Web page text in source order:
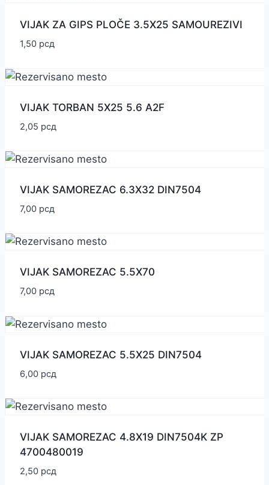
VIJAK ZA GIPS PLOČE 3.5X25 SAMOUREZIVI
1,50 рсд
VIJAK TORBAN 5X25 5.6 A2F
2,05 рсд
VIJAK SAMOREZAC 6.3X32 DIN7504
7,00 рсд
VIJAK SAMOREZAC 5.5X70
7,00 рсд
VIJAK SAMOREZAC 5.5X25 DIN7504
6,00 рсд
VIJAK SAMOREZAC 4.8X19 DIN7504K ZP
4700480019
2,50 рсд